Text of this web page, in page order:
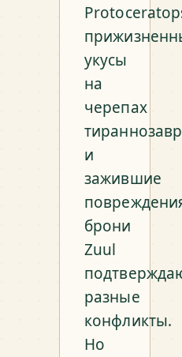
укусы
на
черепах
и
зажившие
брони
Zuul
разные
конфликты.
Но